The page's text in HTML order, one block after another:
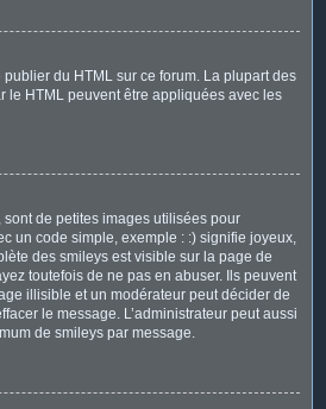
publier du HTML sur ce forum. La plupart des
le HTML peuvent être appliquées avec les
sont de petites images utilisées pour
un code simple, exemple : :) signifie joyeux,
des smileys est visible sur la page de
toutefois de ne pas en abuser. Ils peuvent
illisible et un modérateur peut décider de
le message. L’administrateur peut aussi
de smileys par message.